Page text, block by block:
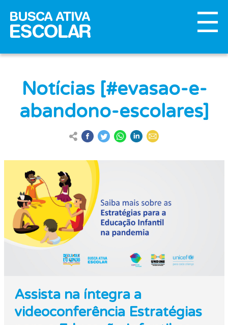
Notícias [#evasao-e-
abandono-escolares]
Assista na íntegra a
videoconferência Estratégias